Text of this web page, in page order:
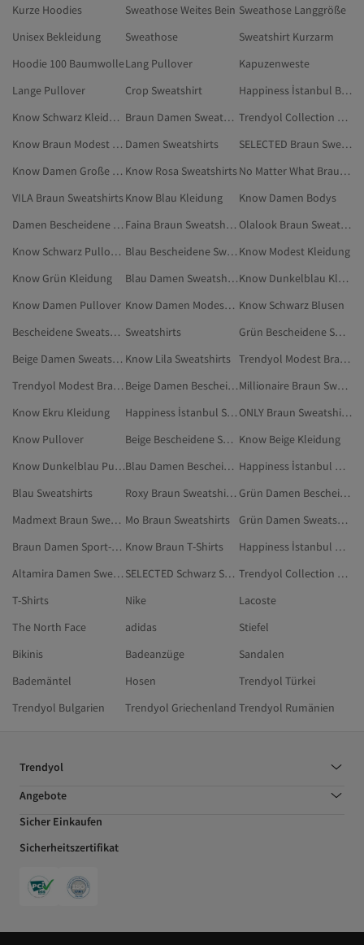
Kurze Hoodies
Sweathose Weites Bein Sweathose Langgröße
Unisex Bekleidung
Sweathose
Sweatshirt Kurzarm
Hoodie 100 BaumwolleLang Pullover
Kapuzenweste
Lange Pullover
Crop Sweatshirt
Happiness İstanbul Braun Sweatshirts
Know Schwarz Kleidung
Braun Damen Sweatshirts In Übergröße
Trendyol Collection Braun Sweatshirts
Know Braun Modest Kleidung Damen Sweatshirts
SELECTED Braun Sweatshirts
Know Damen Große Größen Know Rosa Sweatshirts
No Matter What Braun Bescheidene Sweatshirts
VILA Braun SweatshirtsKnow Blau Kleidung
Know Damen Bodys
Damen Bescheidene Sweatshirts
Faina Braun Sweatshirts
Olalook Braun Sweatshirts
Know Schwarz Pullover
Blau Bescheidene Sweatshirts Know Modest Kleidung
Know Grün Kleidung
Blau Damen Sweatshirts
Know Dunkelblau Kleidung
Know Damen Pullover
Know Damen Modest Kleidung Know Schwarz Blusen
Bescheidene Sweatshirts Sweatshirts
Grün Bescheidene Sweatshirts
Beige Damen Sweatshirts Know Lila Sweatshirts
Trendyol Modest Braun Sweatshirts
Trendyol Modest Braun Bescheidene Sweatshirts
Beige Damen Bescheidene Sweatshirts
Millionaire Braun Sweatshirts
Know Ekru Kleidung
Happiness İstanbul Schwarz Sweatshirts
ONLY Braun Sweatshirts
Know Pullover
Beige Bescheidene Sweatshirts Know Beige Kleidung
Know Dunkelblau Pullover
Blau Damen Bescheidene Sweatshirts
Happiness İstanbul Damen Sweatshirts
Blau Sweatshirts
Roxy Braun Sweatshirts
Grün Damen Bescheidene Sweatshirts
Madmext Braun Sweatshirts Mo Braun Sweatshirts
Grün Damen Sweatshirts
Braun Damen Sport-Sweatshirts Know Braun T-Shirts
Happiness İstanbul Grün Sweatshirts
Altamira Damen Sweatshirts
SELECTED Schwarz Sweatshirts
Trendyol Collection Schwarz Sweatshirts
T-Shirts
Nike
Lacoste
The North Face
adidas
Stiefel
Bikinis
Badeanzüge
Sandalen
Bademäntel
Hosen
Trendyol Türkei
Trendyol Bulgarien
Trendyol Griechenland Trendyol Rumänien
Trendyol
Angebote
Sicher Einkaufen
Sicherheitszertifikat